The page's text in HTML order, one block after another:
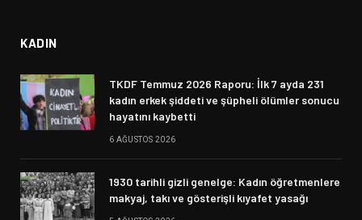
KADIN
TKDF Temmuz 2026 Raporu: İlk 7 ayda 231
kadın erkek şiddeti ve şüpheli ölümler sonucu
hayatını kaybetti
6 AĞUSTOS 2026
1930 tarihli gizli genelge: Kadın öğretmenlere
makyaj, takı ve gösterişli kıyafet yasağı